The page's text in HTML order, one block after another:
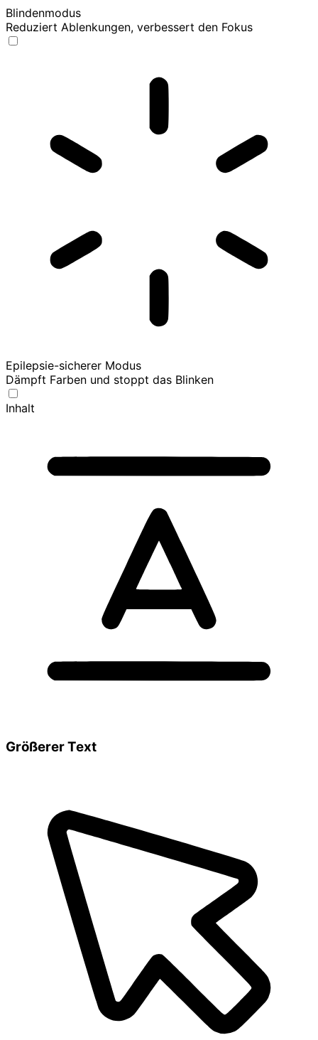
Blindenmodus
Reduziert Ablenkungen, verbessert den Fokus
Epilepsie-sicherer Modus
Dämpft Farben und stoppt das Blinken
Inhalt
Größerer Text